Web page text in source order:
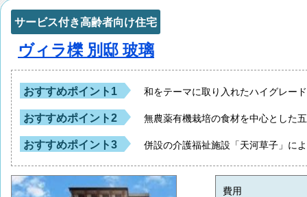
サービス付き高齢者向け住宅
ヴィラ櫟 別邸 玻璃
おすすめポイント1 和をテーマに取り入れたハイグレー
おすすめポイント2 無農薬有機栽培の食材を中心とした
おすすめポイント3 併設の介護福祉施設「天河草子」に
費用